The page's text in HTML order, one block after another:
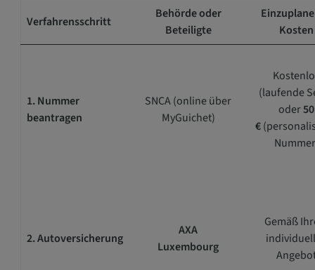
Verfahrensschritt
Behörde oder
Beteiligte
Kosten
1. Nummer
beantragen
SNCA (online über
MyGuichet)
(laufende
oder50
€
2. Autoversicherung
AXA
Luxembourg
Gemäß